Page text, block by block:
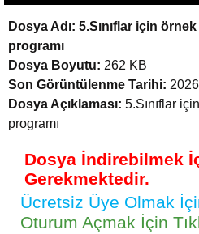
Dosya Adı: 5.Sınıflar için
programı
Dosya Boyutu: 262 KB
Son Görüntülenme Tarihi:
Dosya Açıklaması: 5.Sınıflar
programı
Dosya İndirebilmek
Gerekmektedir.
Ücretsiz Üye Olmak
Oturum Açmak İçin